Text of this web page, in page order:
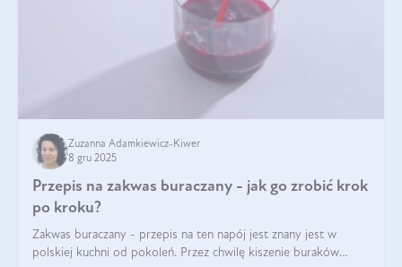
Zuzanna Adamkiewicz-Kiwer
8 gru 2025
Przepis na zakwas buraczany - jak go zrobić krok
po kroku?
Zakwas buraczany - przepis na ten napój jest znany jest w
polskiej kuchni od pokoleń. Przez chwilę kiszenie buraków